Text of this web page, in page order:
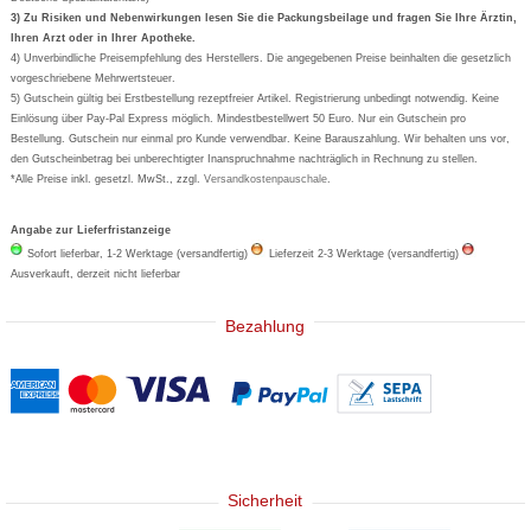
Formoline
Wick
Eucerin
Basica
3) Zu Risiken und Nebenwirkungen lesen Sie die Packungsbeilage und fragen Sie Ihre Ärztin,
Ihren Arzt oder in Ihrer Apotheke.
4) Unverbindliche Preisempfehlung des Herstellers. Die angegebenen Preise beinhalten die gesetzlich
vorgeschriebene Mehrwertsteuer.
5) Gutschein gültig bei Erstbestellung rezeptfreier Artikel. Registrierung unbedingt notwendig. Keine
Einlösung über Pay-Pal Express möglich. Mindestbestellwert 50 Euro. Nur ein Gutschein pro
Bestellung. Gutschein nur einmal pro Kunde verwendbar. Keine Barauszahlung. Wir behalten uns vor,
den Gutscheinbetrag bei unberechtigter Inanspruchnahme nachträglich in Rechnung zu stellen.
*Alle Preise inkl. gesetzl. MwSt., zzgl.Versandkostenpauschale.
Angabe zur Lieferfristanzeige
Sofort lieferbar, 1-2 Werktage (versandfertig)
Lieferzeit 2-3 Werktage (versandfertig)
Ausverkauft, derzeit nicht lieferbar
Bezahlung
Sicherheit